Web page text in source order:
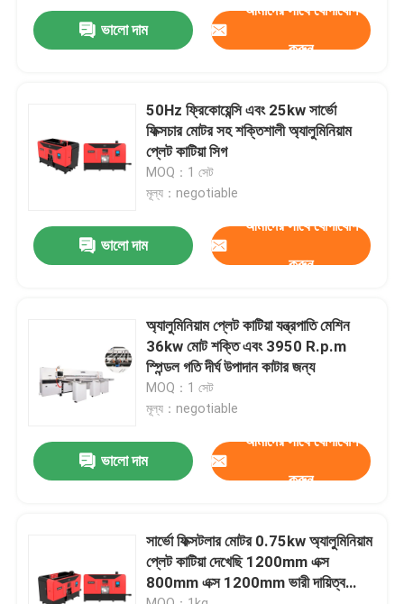
পণ্য
কারখানা ভ্রমণ
যোগাযোগ করুন
উদ্ধৃতির জন্য আবেদন
CNC ব্যান্ড করাত
ভালো দাম
আমাদের সাথে যোগাযোগ
করুন
50Hz ফ্রিকোয়েন্সি এবং 25kw সার্ভো
ফিক্সচার মোটর সহ শক্তিশালী অ্যালুমিনিয়াম
প্লেট কাটিয়া সিগ
MOQ：1 সেট
মূল্য：negotiable
ভালো দাম
আমাদের সাথে যোগাযোগ
করুন
অ্যালুমিনিয়াম প্লেট কাটিয়া যন্ত্রপাতি মেশিন
36kw মোট শক্তি এবং 3950 R.p.m
স্পিন্ডল গতি দীর্ঘ উপাদান কাটার জন্য
MOQ：1 সেট
মূল্য：negotiable
ভালো দাম
আমাদের সাথে যোগাযোগ
করুন
সার্ভো ফিক্সটলার মোটর 0.75kw অ্যালুমিনিয়াম
প্লেট কাটিয়া দেখেছি 1200mm এক্স
800mm এক্স 1200mm ভারী দায়িত্ব